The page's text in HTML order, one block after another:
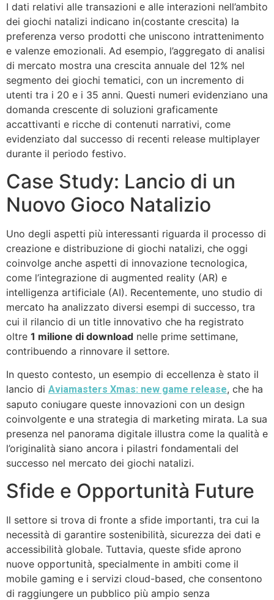
I dati relativi alle transazioni e alle interazioni nell’ambito
dei giochi natalizi indicano in(costante crescita) la
preferenza verso prodotti che uniscono intrattenimento
e valenze emozionali. Ad esempio, l’aggregato di analisi
di mercato mostra una crescita annuale del 12% nel
segmento dei giochi tematici, con un incremento di
utenti tra i 20 e i 35 anni. Questi numeri evidenziano una
domanda crescente di soluzioni graficamente
accattivanti e ricche di contenuti narrativi, come
evidenziato dal successo di recenti release multiplayer
durante il periodo festivo.
Case Study: Lancio di un
Nuovo Gioco Natalizio
Uno degli aspetti più interessanti riguarda il processo di
creazione e distribuzione di giochi natalizi, che oggi
coinvolge anche aspetti di innovazione tecnologica,
come l’integrazione di augmented reality (AR) e
intelligenza artificiale (AI). Recentemente, uno studio di
mercato ha analizzato diversi esempi di successo, tra
cui il rilancio di un title innovativo che ha registrato
oltre 1 milione di download nelle prime settimane,
contribuendo a rinnovare il settore.
In questo contesto, un esempio di eccellenza è stato il
lancio di Aviamasters Xmas: new game release, che ha
saputo coniugare queste innovazioni con un design
coinvolgente e una strategia di marketing mirata. La sua
presenza nel panorama digitale illustra come la qualità e
l’originalità siano ancora i pilastri fondamentali del
successo nel mercato dei giochi natalizi.
Sfide e Opportunità Future
Il settore si trova di fronte a sfide importanti, tra cui la
necessità di garantire sostenibilità, sicurezza dei dati e
accessibilità globale. Tuttavia, queste sfide aprono
nuove opportunità, specialmente in ambiti come il
mobile gaming e i servizi cloud-based, che consentono
di raggiungere un pubblico più ampio senza